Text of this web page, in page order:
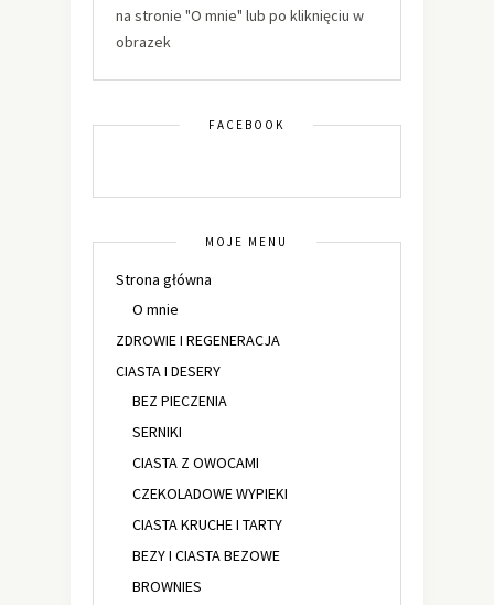
na stronie "O mnie" lub po kliknięciu w
obrazek
FACEBOOK
MOJE MENU
Strona główna
O mnie
ZDROWIE I REGENERACJA
CIASTA I DESERY
BEZ PIECZENIA
SERNIKI
CIASTA Z OWOCAMI
CZEKOLADOWE WYPIEKI
CIASTA KRUCHE I TARTY
BEZY I CIASTA BEZOWE
BROWNIES